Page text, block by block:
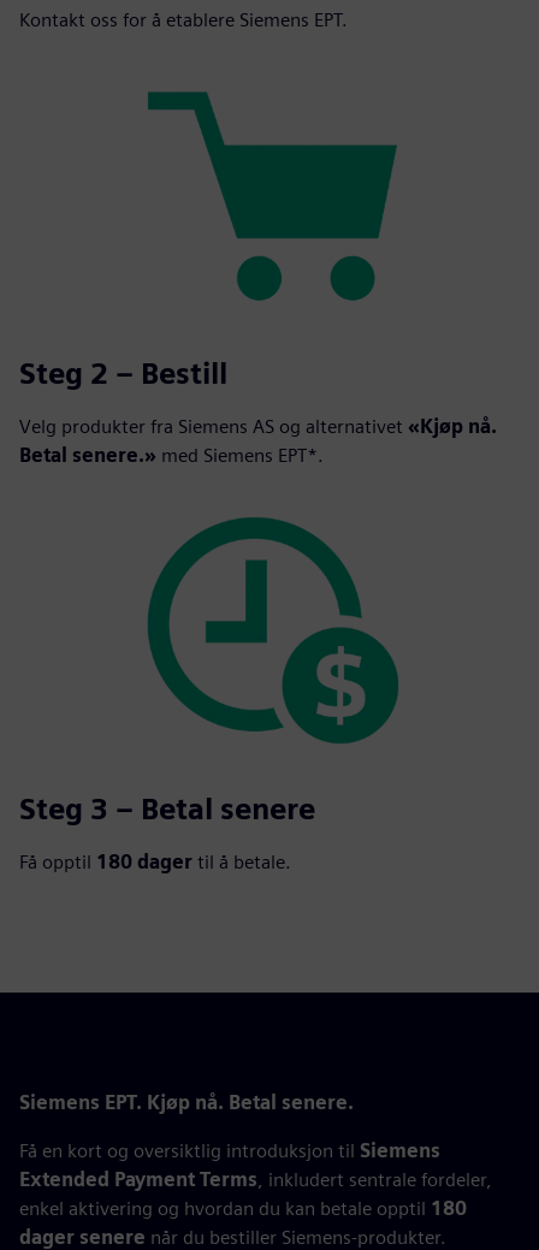
Kontakt oss for å etablere Siemens EPT.
Steg 2 – Bestill
Velg produkter fra Siemens AS og alternativet «Kjøp nå.
Betal senere.» med Siemens EPT*.
Steg 3 – Betal senere
Få opptil 180 dager til å betale.
Siemens EPT. Kjøp nå. Betal senere.
Få en kort og oversiktlig introduksjon til Siemens
Extended Payment Terms, inkludert sentrale fordeler,
enkel aktivering og hvordan du kan betale opptil 180
dager senere når du bestiller Siemens‑produkter.